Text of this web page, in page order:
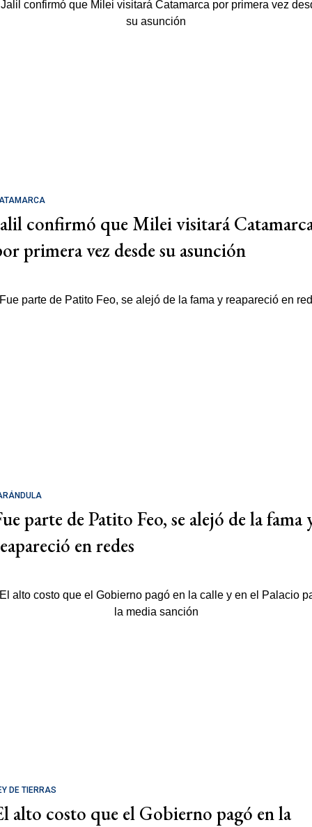
confirmó que Milei visitará
primera vez desde su asunción
parte de Patito Feo, se alejó de la fama
en redes
DE TIERRAS
alto costo que el Gobierno pagó en la